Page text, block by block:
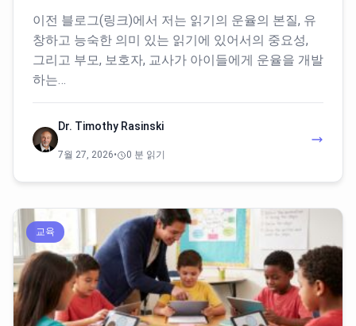
이전 블로그(링크)에서 저는 읽기의 운율의 본질, 유
창하고 능숙한 의미 있는 읽기에 있어서의 중요성,
그리고 부모, 보호자, 교사가 아이들에게 운율을 개발
하는…
Dr. Timothy Rasinski
7월 27, 2026• 0 분 읽기
교육